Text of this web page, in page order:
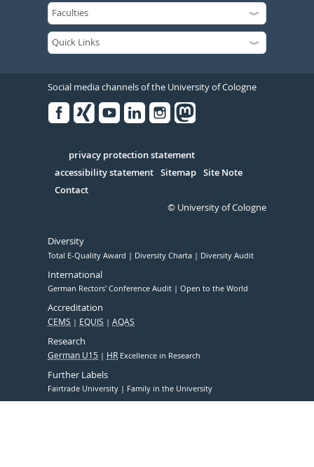
Social media channels of the University of Cologne
Serivce
privacy protection statement
accessibility statement Sitemap Site Note
Contact
© University of Cologne
Diversity
Total E-Quality Award Diversity Charta Diversity Audit
International
German Rectors' Conference Audit Open to the World
Accreditation
CEMS EQUIS AQAS
Research
German U15 HR Excellence in Research
Further Labels
Fairtrade University Family in the University